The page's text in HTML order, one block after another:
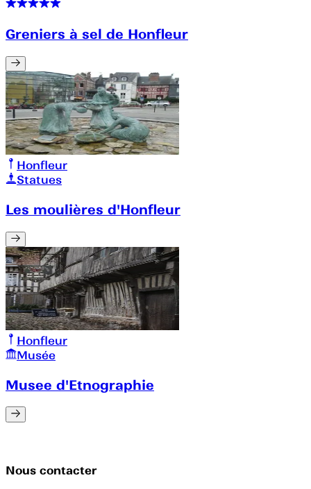
Greniers à sel de Honfleur
Honfleur
Statues
Les moulières d'Honfleur
Honfleur
Musée
Musee d'Etnographie
Nous contacter